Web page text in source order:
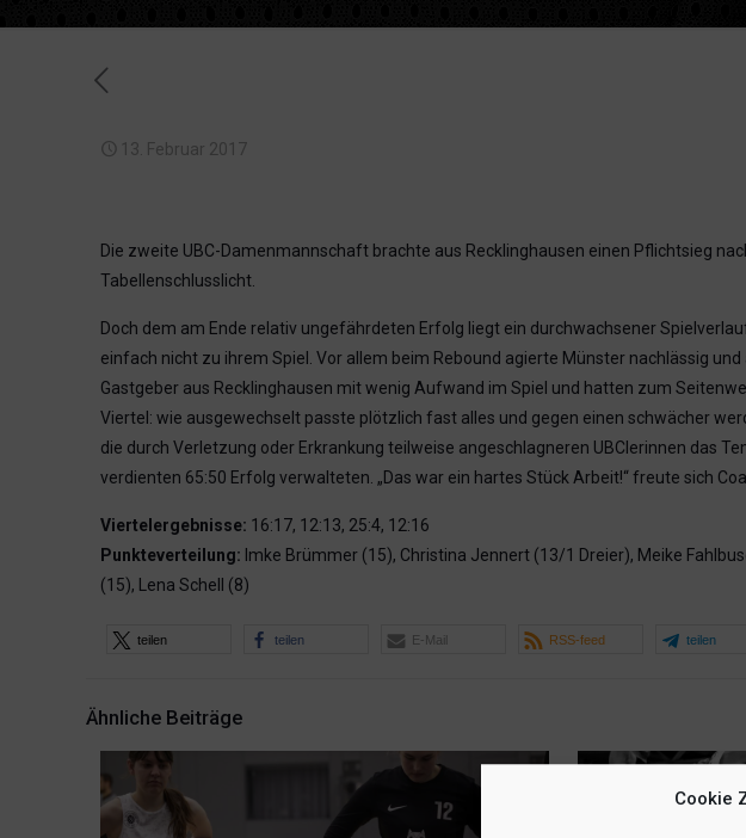
Cookie
13. Februar 2017
Die zweite UBC-Damenmannschaft brachte aus Recklinghausen einen Pflichtsieg
Tabellenschlusslicht.
Doch dem am Ende relativ ungefährdeten Erfolg liegt ein durchwachsener
einfach nicht zu ihrem Spiel. Vor allem beim Rebound agierte Münster nachlässig
Gastgeber aus Recklinghausen mit wenig Aufwand im Spiel und hatten zum
Viertel: wie ausgewechselt passte plötzlich fast alles und gegen einen schwächer
die durch Verletzung oder Erkrankung teilweise angeschlagneren UBClerinnen das
verdienten 65:50 Erfolg verwalteten. „Das war ein hartes Stück Arbeit!“ freute sich
Viertelergebnisse: 16:17, 12:13, 25:4, 12:16
Punkteverteilung: Imke Brümmer (15), Christina Jennert (13/1 Dreier), Meike
(15), Lena Schell (8)
teilen teilen E-Mail RSS-feed teilen
Ähnliche Beiträge